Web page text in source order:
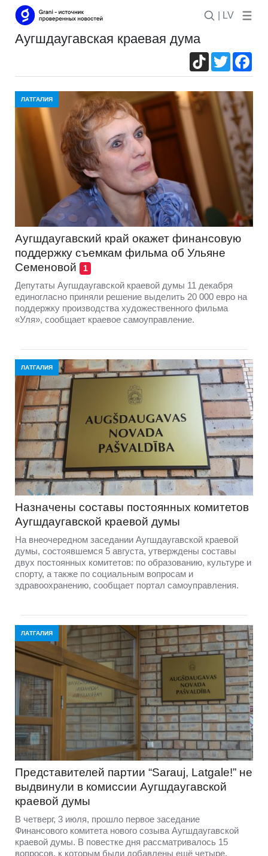
| LV
аугшдаугавская краевая дума
TikTokTwitter
ЛАТГАЛИЯ
Аугшдаугавский край окажет финансовую
поддержку съемкам фильма об Ульяне
Семеновой
1
Депутаты Аугшдаугавской краевой думы 11 декабря
единогласно приняли решение выделить 20 000 евро на
поддержку производства художественного фильма
«Уля», сообщает краевое самоуправление.
ЛАТГАЛИЯ
Назначены составы постоянных комитетов
Аугшдаугавской краевой думы
На внеочередном заседании Аугшдаугавской краевой
думы, состоявшемся 5 августа, утверждены составы
двух постоянных комитетов: по образованию, культуре и
спорту, а также по социальным вопросам и
здравоохранению, сообщает портал самоуправления.
ЛАТГАЛИЯ
Представителей партии “Sarauj, Latgale!” не
выдвинули в комиссии Аугшдаугавской
краевой думы
В четверг, 3 июля, прошло первое заседание
Финансового комитета нового созыва Аугшдаугавской
краевой думы. В повестке дня рассматривалось 15
вопросов, к которым были добавлены ещё четыре.